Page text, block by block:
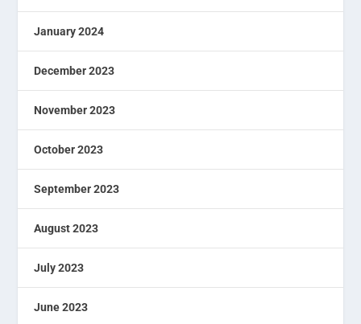
January 2024
December 2023
November 2023
October 2023
September 2023
August 2023
July 2023
June 2023